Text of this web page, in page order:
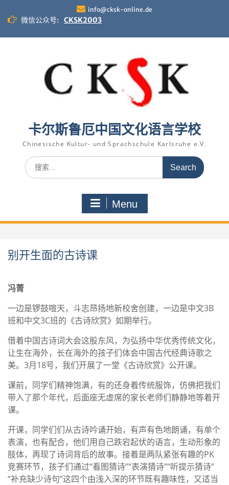
content
info@cksk-online.de
微信公众号: CKSK2003
卡尔斯鲁厄中国文化语言学校
Chinesische Kultur- und Sprachschule Karlsruhe e.V.
Search
for:
Menu
别开生面的古诗课
冯菁
一边是锣鼓喧天，斗志昂扬地新校舍创建，一边是中文3B
班和中文3C班的《古诗欣赏》如期举行。
借着中国古诗词大会这股东风，为弘扬中华优秀传统文化，
让生在海外，长在海外的孩子们体会中国古代经典诗歌之
美。3月18号，我们开展了一堂《古诗欣赏》公开课。
课前，同学们精神饱满，有的还身着传统服饰，仿佛把我们
带入了那个年代，后面座无虚席的家长老师们静静地等着开
课。
开课，同学们们从古诗吟诵开始，有声有色地朗诵，有单个
表演，也有配合，他们用自己跌宕起伏的语言，生动形象的
肢体，再现了诗词背后的故事。接着是两队紧张有趣的PK
竞赛环节，孩子们通过“看图猜诗”“表演猜诗”“听提示猜诗”
“补充缺少诗句”这四个由浅入深的环节既有趣味性，又适当